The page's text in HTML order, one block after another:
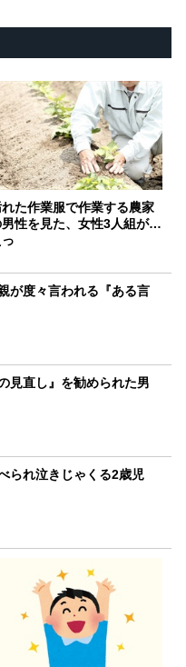
た作業服で作業する農家
性を見た、女性3人組が…
が度々言われる『ある言
見直し』を勧められた男
られ泣きじゃくる2歳児